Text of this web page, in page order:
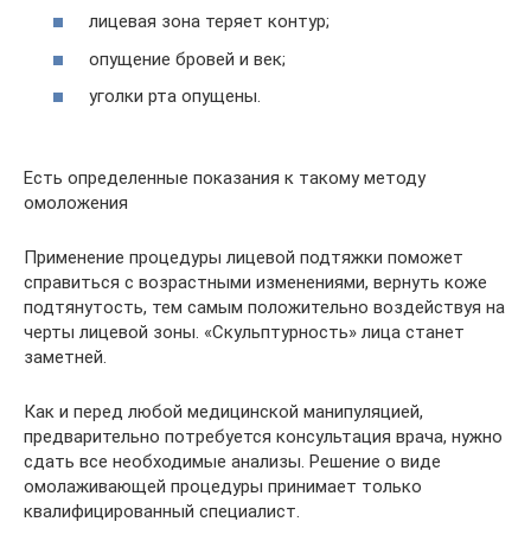
лицевая зона теряет контур;
опущение бровей и век;
уголки рта опущены.
Есть определенные показания к такому методу
омоложения
Применение процедуры лицевой подтяжки поможет
справиться с возрастными изменениями, вернуть коже
подтянутость, тем самым положительно воздействуя на
черты лицевой зоны. «Скульптурность» лица станет
заметней.
Как и перед любой медицинской манипуляцией,
предварительно потребуется консультация врача, нужно
сдать все необходимые анализы. Решение о виде
омолаживающей процедуры принимает только
квалифицированный специалист.